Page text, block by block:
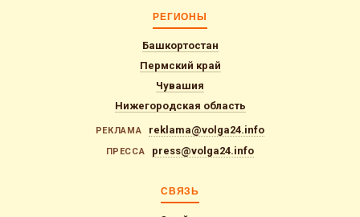
РЕГИОНЫ
Башкортостан
Пермский край
Чувашия
Нижегородская область
РЕКЛАМА reklama@volga24.info
ПРЕССА press@volga24.info
СВЯЗЬ